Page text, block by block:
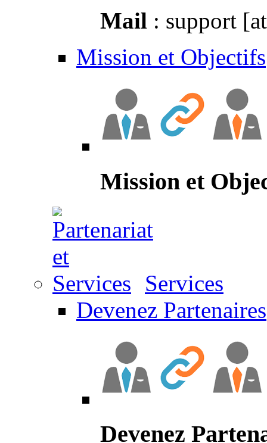
Mail : support
Mission et Objectifs
Mission et
Services
Devenez Partenaires
Devenez